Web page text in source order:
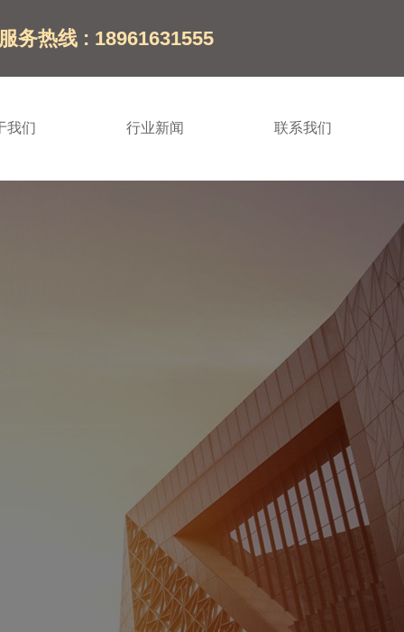
务热线 : 18961631555
我们 行业新闻 联系我们